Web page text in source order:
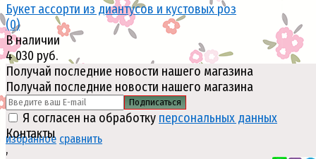
избранное сравнить
Букет ассорти из диантусов и кустовых роз
(0)
В наличии
4 030 руб.
Получай последние новости нашего магазина
Получай последние новости нашего магазина
Подписаться
Я согласен на обработку персональных данных
Контакты
,